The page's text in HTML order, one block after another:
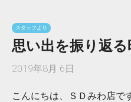
スタッフより
思い出を振り返
2019年8月 6日
こんにちは、ＳＤみわ店で